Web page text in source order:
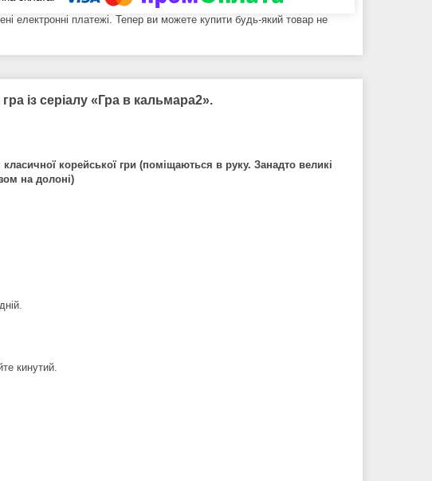
електронні платежі. Тепер ви можете купити будь-який товар не
гра із серіалу «Гра в кальмара2».
корейської гри (поміщаються в руку. Занадто великі
на долоні)
кинутий.